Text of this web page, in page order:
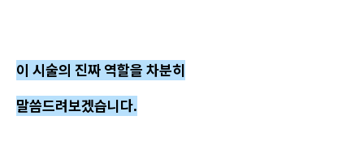
이 시술의 진짜 역할을 차분히
말씀드려보겠습니다.